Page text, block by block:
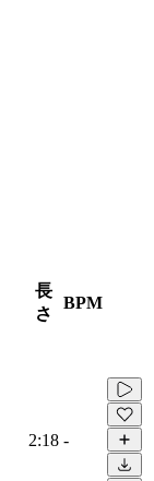
長
さ
BPM
2:18 -